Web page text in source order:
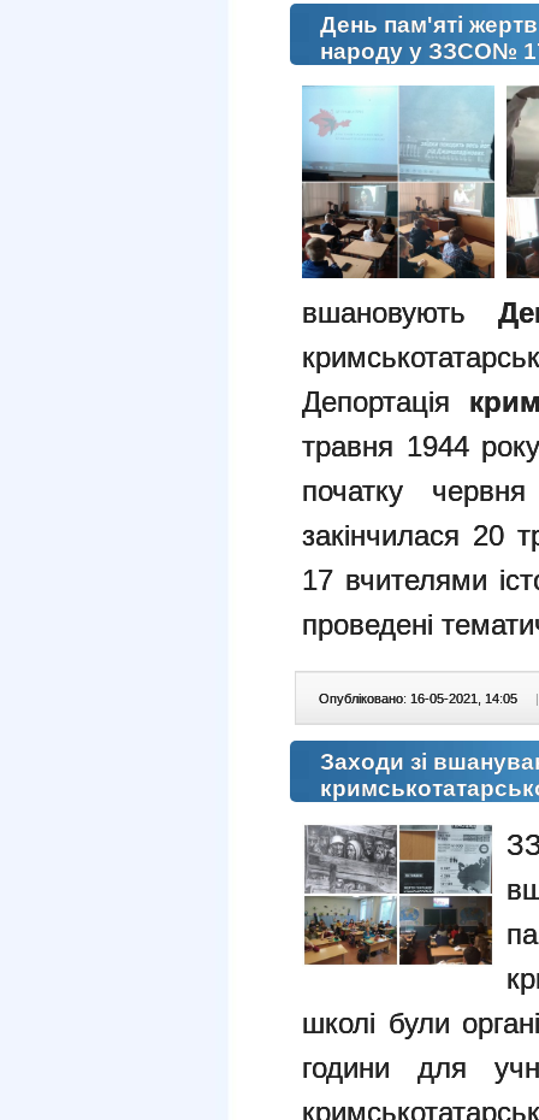
День пам'яті
народу у ЗЗСО№
вшановують
Депортація
травня 1944
початку
закінчилася 20
17 вчителями
проведені
Опубліковано: 16-05-2021, 14:05 |
Заходи зі
школі були
години для